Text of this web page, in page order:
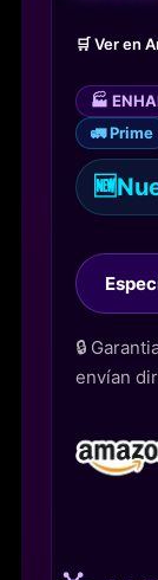
🛒 Ver en
🏭
🚛 Prime
🆕
🔒
envían